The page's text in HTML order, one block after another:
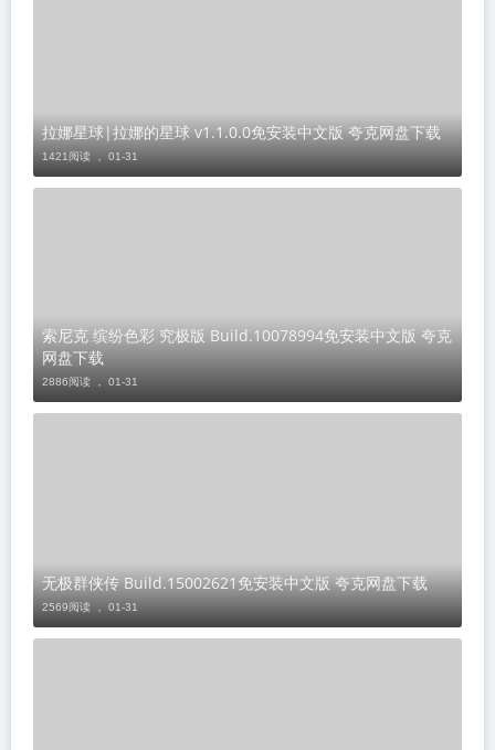
​拉娜星球|拉娜的星球 v1.1.0.0免安装中文版 夸克网盘下载
1421阅读 ， 01-31
索尼克 缤纷色彩 究极版 Build.10078994免安装中文版 夸克
网盘下载
2886阅读 ， 01-31
无极群侠传 Build.15002621免安装中文版 夸克网盘下载
2569阅读 ， 01-31